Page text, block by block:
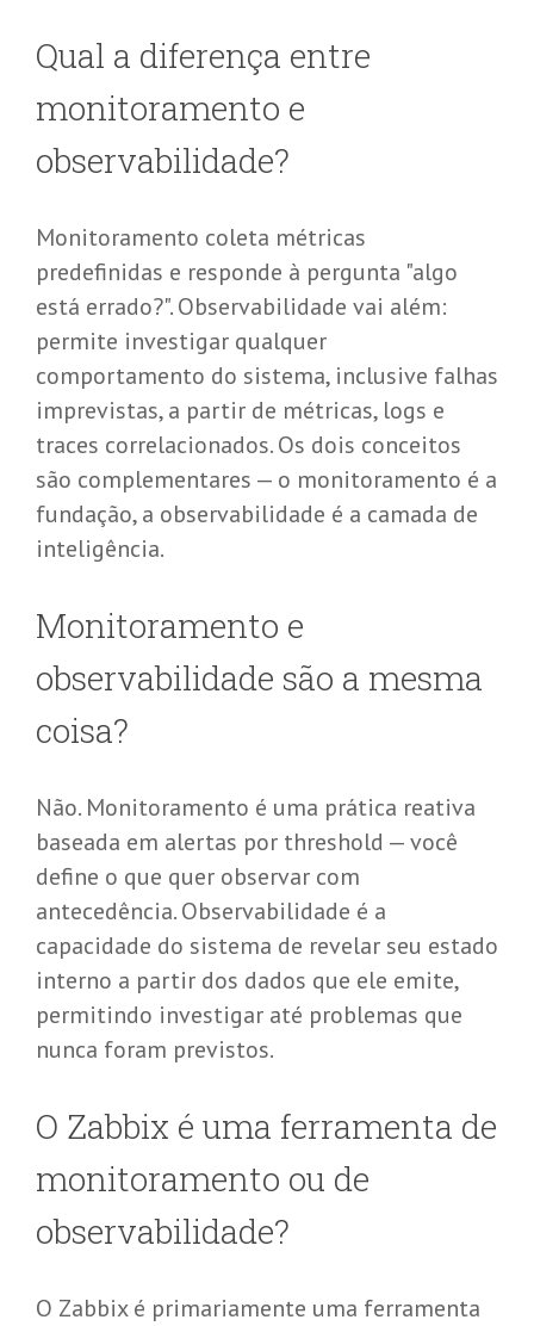
Qual a diferença entre
monitoramento e
observabilidade?
Monitoramento coleta métricas
predefinidas e responde à pergunta "algo
está errado?". Observabilidade vai além:
permite investigar qualquer
comportamento do sistema, inclusive falhas
imprevistas, a partir de métricas, logs e
traces correlacionados. Os dois conceitos
são complementares — o monitoramento é a
fundação, a observabilidade é a camada de
inteligência.
Monitoramento e
observabilidade são a mesma
coisa?
Não. Monitoramento é uma prática reativa
baseada em alertas por threshold — você
define o que quer observar com
antecedência. Observabilidade é a
capacidade do sistema de revelar seu estado
interno a partir dos dados que ele emite,
permitindo investigar até problemas que
nunca foram previstos.
O Zabbix é uma ferramenta de
monitoramento ou de
observabilidade?
O Zabbix é primariamente uma ferramenta